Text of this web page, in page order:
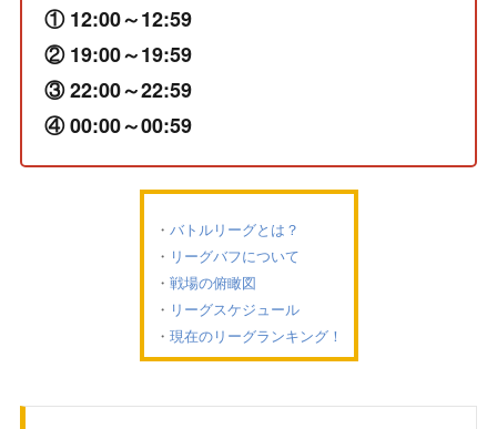
① 12:00～12:59
② 19:00～19:59
③ 22:00～22:59
④ 00:00～00:59
バトルリーグとは？
リーグバフについて
戦場の俯瞰図
リーグスケジュール
現在のリーグランキング！